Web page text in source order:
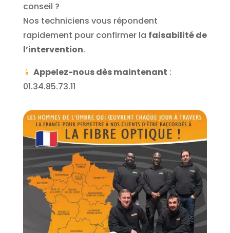
conseil ?
Nos techniciens vous répondent
rapidement pour confirmer la faisabilité de
l’intervention.
📱 Appelez-nous dès maintenant :
01.34.85.73.11